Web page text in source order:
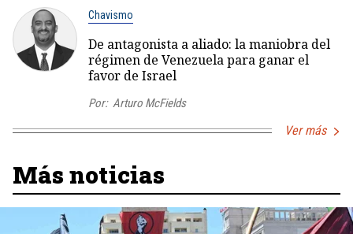
Chavismo
De antagonista a aliado: la maniobra del
régimen de Venezuela para ganar el
favor de Israel
Por: Arturo McFields
Ver más
Más noticias